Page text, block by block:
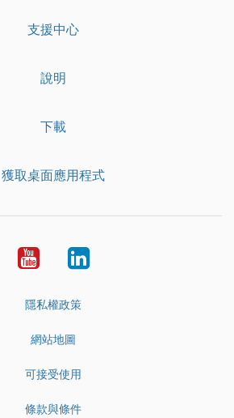
支援中心
說明
下載
獲取桌面應用程式
YouTubeLinkedIn
隱私權政策
網站地圖
可接受使用
條款與條件